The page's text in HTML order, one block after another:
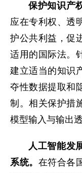
保护知识产
应在专利权、透
护公共利益，促
适用的国际法。
建立适当的知识
夺性数据提取和
制。相关保护措
模型输入与输出
人工智能发
系统。 在符合各